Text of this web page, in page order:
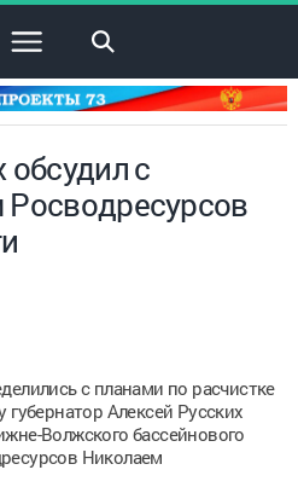
×
обсудил с
с планами по расчистке
Алексей Русских
Волжского бассейнового
Николаем